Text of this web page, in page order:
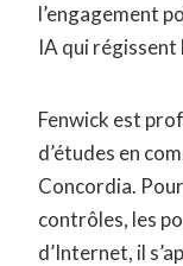
l’engagement
IA qui régissent
Fenwick est
d’études en
Concordia.
contrôles, les
d’Internet, il